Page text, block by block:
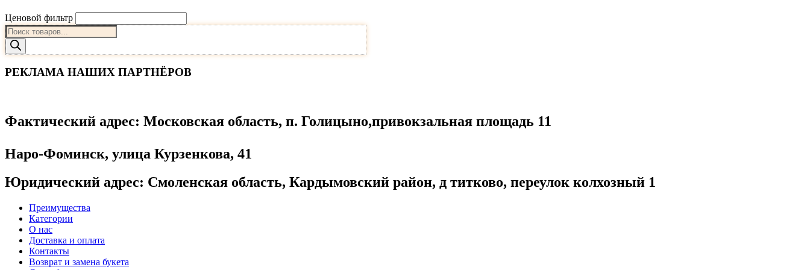
Ценовой фильтр
Поиск
товаров
РЕКЛАМА НАШИХ ПАРТНЁРОВ
Фактический адрес: Московская область, п. Голицыно,привокзальная площадь 11
Наро-Фоминск, улица Курзенкова, 41
Юридический адрес: Смоленская область, Кардымовский район, д титково, переулок колхозный 1
Преимущества
Категории
О нас
Доставка и оплата
Контакты
Возврат и замена букета